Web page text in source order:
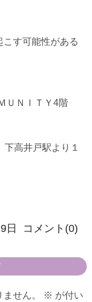
す可能性がある
ＵＮＩＴＹ4階
高井戸駅より１
日 コメント(0)
せん。 ※ が付い